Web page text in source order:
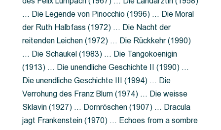
… Die Legende von Pinocchio (1996) … Die Moral
der Ruth Halbfass (1972) … Die Nacht der
reitenden Leichen (1972) … Die Rückkehr (1990)
… Die Schaukel (1983) … Die Tangokoenigin
(1913) … Die unendliche Geschichte II (1990) …
Die unendliche Geschichte III (1994) … Die
Verrohung des Franz Blum (1974) … Die weisse
Sklavin (1927) … Dornröschen (1907) … Dracula
jagt Frankenstein (1970) … Echoes from a sombre